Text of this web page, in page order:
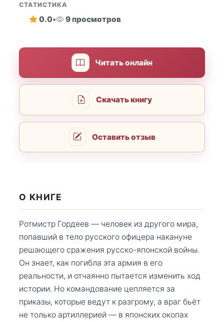
СТАТИСТИКА
0.0• 9 просмотров
Читать онлайн
Скачать книгу
Оставить отзыв
О КНИГЕ
Ротмистр Гордеев — человек из другого мира,
попавший в тело русского офицера накануне
решающего сражения русско-японской войны.
Он знает, как погибла эта армия в его
реальности, и отчаянно пытается изменить ход
истории. Но командование цепляется за
приказы, которые ведут к разгрому, а враг бьёт
не только артиллерией — в японских окопах